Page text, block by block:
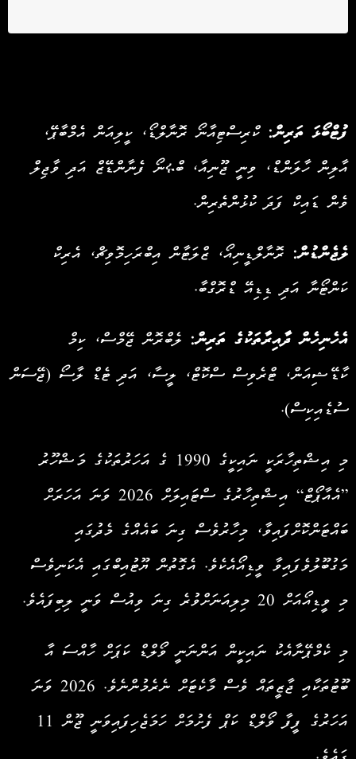
ފުޓްބޯޅަ ތަރިން:ކްރިސްޓިއާނޯ ރޮނާލްޑޯ، ކީލިއަން އެމްބާޕޭ،
އާލިން ހާލަންޑް، ވިނީ ޖޫނިއާ، ބްሩނޯ ފެނާންޑޭޒް އަދި ވާޖިލް
ވެން ޑައިކް ފަދަ ކުޅުންތެރިން.
ލެޖެންޑުން:ރޮނާލްޑީނިއޯ، ޒްލަޓާން އިބްރަހިމޮވިޗް، އެރިކް
ކަންޓޯނާ އަދި ޑިޑިއޭ ޑްރޮގްބާ.
އެހެނިހެން ދާއިރާތަކުގެ ތަރިން:ލެބްރޮން ޖޭމްސް، ކިމް
ކާޑޭޝިއަން، ޓްރެވިސް ސްކޮޓް، ލީސާ، އަދި ޓެޑް ލާސޯ (ޖޭސަން
ސުޑެއިކިސް).
މި އިޝްތިހާރަކީ ނައިކީގެ 1990 ގެ އަހަރުތަކުގެ މަޝްހޫރު
”އެއާޕޯޓް“ އިޝްތިހާރުގެ ސްޓައިލަށް 2026 ވަނަ އަހަރަށް
ބައްޓަންކޮށްފައިވާ، މިހާރުވެސް ގިނަ ބައެއްގެ މެދުގައި
މަގުބޫލުވެފައިވާ ވީޑިއޯއެކެވެ. އެގޮތުން ޔޫޓުއިބްގައި އެކަނިވެސް
މި ވީޑިއޯއަށް 20 މިލިއަނަށްވުރެ ގިނަ ވިއުސް ވަނީ ލިބިފައެވެ.
މި ކެމްޕޭނާއެކު ނައިކީން އަންނަނީ ވޯލްޑް ކަޕަށް ހާއްސަ އާ
ބޫޓުތަކާއި ޖާޒީތައް ވެސް މާކެޓަށް ނެރެމުންނެވެ. 2026 ވަނަ
އަހަރުގެ ފީފާ ވޯލްޑް ކަޕް ފެށުމަށް ހަމަޖެހިފައިވަނީ ޖޫން 11